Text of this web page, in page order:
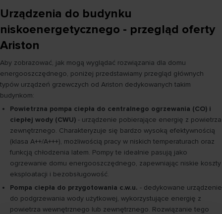
Urządzenia do budynku
niskoenergetycznego - przegląd oferty
Ariston
Aby zobrazować, jak mogą wyglądać rozwiązania dla domu
energooszczędnego, poniżej przedstawiamy przegląd głównych
typów urządzeń grzewczych od Ariston dedykowanych takim
budynkom:
Powietrzna pompa ciepła do centralnego ogrzewania (CO) i
ciepłej wody (CWU) - urządzenie pobierające energię z powietrza
zewnętrznego. Charakteryzuje się bardzo wysoką efektywnością
(klasa A++/A+++), możliwością pracy w niskich temperaturach oraz
funkcją chłodzenia latem. Pompy te idealnie pasują jako
ogrzewanie domu energooszczędnego, zapewniając niskie koszty
eksploatacji i bezobsługowość.
Pompa ciepła do przygotowania c.w.u. - dedykowane urządzenie
do podgrzewania wody użytkowej, wykorzystujące energię z
powietrza wewnętrznego lub zewnętrznego. Rozwiązanie tego